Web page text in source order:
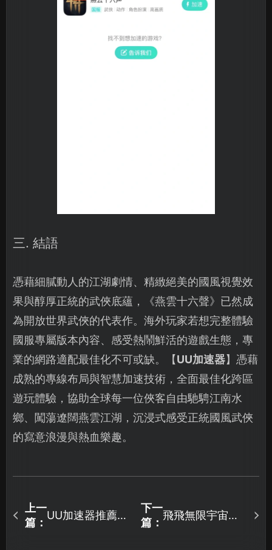
三. 結語
憑藉細膩動人的江湖劇情、精緻絕美的國風視覺效
果與醇厚正統的武俠底蘊，《燕雲十六聲》已然成
為開放世界武俠的代表作。海外玩家若想完整體驗
國服專屬版本內容、感受熱鬧鮮活的遊戲生態，專
業的網路適配最佳化不可或缺。【UU加速器】憑藉
成熟的專線布局與智慧加速技術，全面最佳化跨區
遊玩體驗，協助全球每一位俠客自由馳騁江南水
鄉、闖蕩遼闊燕雲江湖，沉浸式感受正統國風武俠
的寫意浪漫與熱血樂趣。
上一
篇：
UU加速器推薦：
下一
篇：
飛飛無限宇宙加